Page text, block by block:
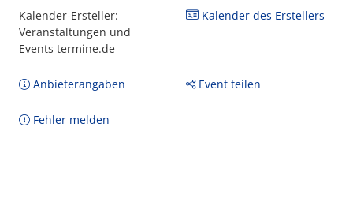
Kalender-Ersteller:
Veranstaltungen und
Events termine.de
Kalender des Erstellers
Anbieterangaben Event teilen
Fehler melden